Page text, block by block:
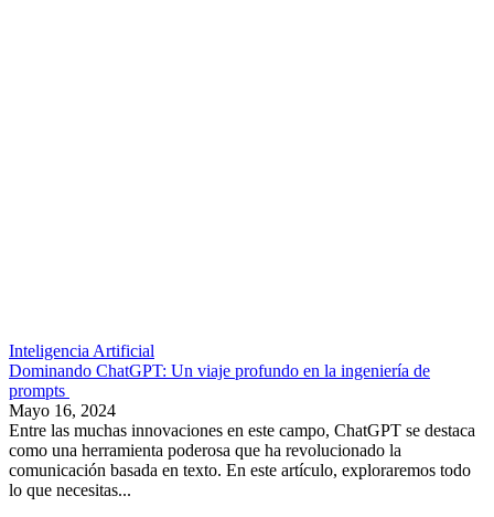
Inteligencia Artificial
Dominando ChatGPT: Un viaje profundo en la ingeniería de
prompts
Mayo 16, 2024
Entre las muchas innovaciones en este campo, ChatGPT se destaca
como una herramienta poderosa que ha revolucionado la
comunicación basada en texto. En este artículo, exploraremos todo
lo que necesitas...